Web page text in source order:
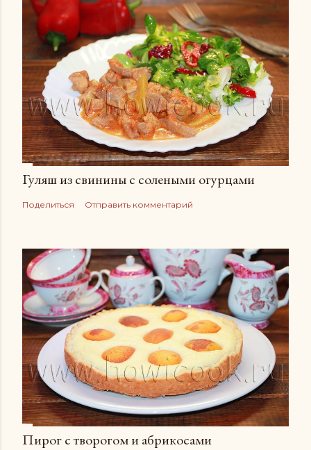
Гуляш из свинины с солеными огурцами
Поделиться Отправить комментарий
Пирог с творогом и абрикосами